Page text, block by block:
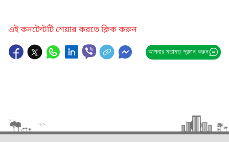
এই কনটেন্টটি শেয়ার করতে ক্লিক করুন
আপনার মতামত প্রদান করুন